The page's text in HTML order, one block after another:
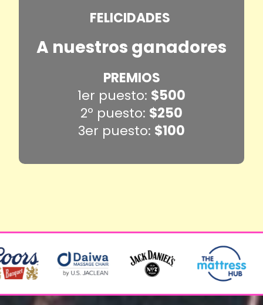
FELICIDADES
A nuestros ganadores
PREMIOS
1er puesto: $500
2º puesto: $250
3er puesto: $100